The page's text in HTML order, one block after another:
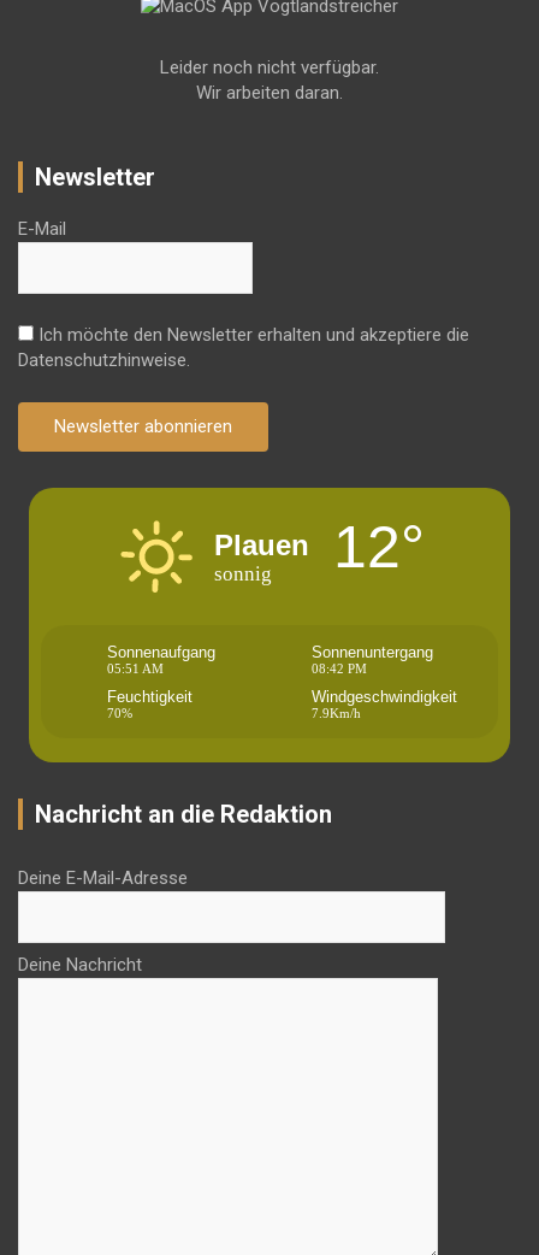
Leider noch nicht verfügbar.
Wir arbeiten daran.
Newsletter
E-Mail
Ich möchte den Newsletter erhalten und akzeptiere die
Datenschutzhinweise.
Newsletter abonnieren
Plauen
sonnig 12°
Sonnenaufgang
05:51 AM
Sonnenuntergang
08:42 PM
Feuchtigkeit
70%
Windgeschwindigkeit
7.9Km/h
Nachricht an die Redaktion
Deine E-Mail-Adresse
Deine Nachricht